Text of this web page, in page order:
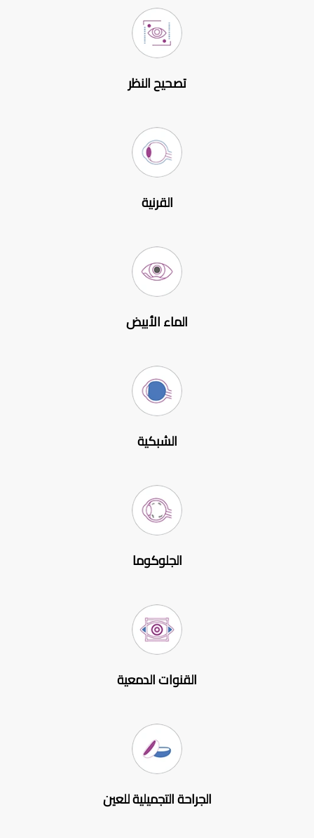
تصحيح النظر
القرنية
الماء الأبيض
الشبكية
الجلوكوما
القنوات الدمعية
الجراحة التجميلية للعين